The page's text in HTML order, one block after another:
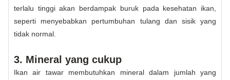
terlalu tinggi akan berdampak buruk pada kesehatan ikan,
seperti menyebabkan pertumbuhan tulang dan sisik yang
tidak normal.
3. Mineral yang cukup
Ikan air tawar membutuhkan mineral dalam jumlah yang